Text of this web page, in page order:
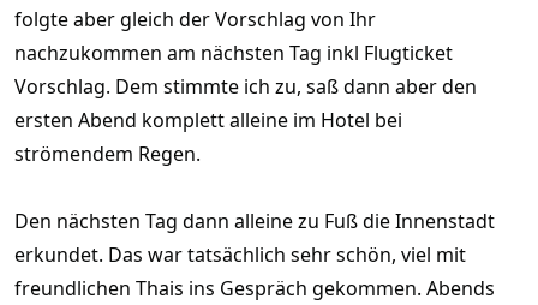
folgte aber gleich der Vorschlag von Ihr
nachzukommen am nächsten Tag inkl Flugticket
Vorschlag. Dem stimmte ich zu, saß dann aber den
ersten Abend komplett alleine im Hotel bei
strömendem Regen.
Den nächsten Tag dann alleine zu Fuß die Innenstadt
erkundet. Das war tatsächlich sehr schön, viel mit
freundlichen Thais ins Gespräch gekommen. Abends